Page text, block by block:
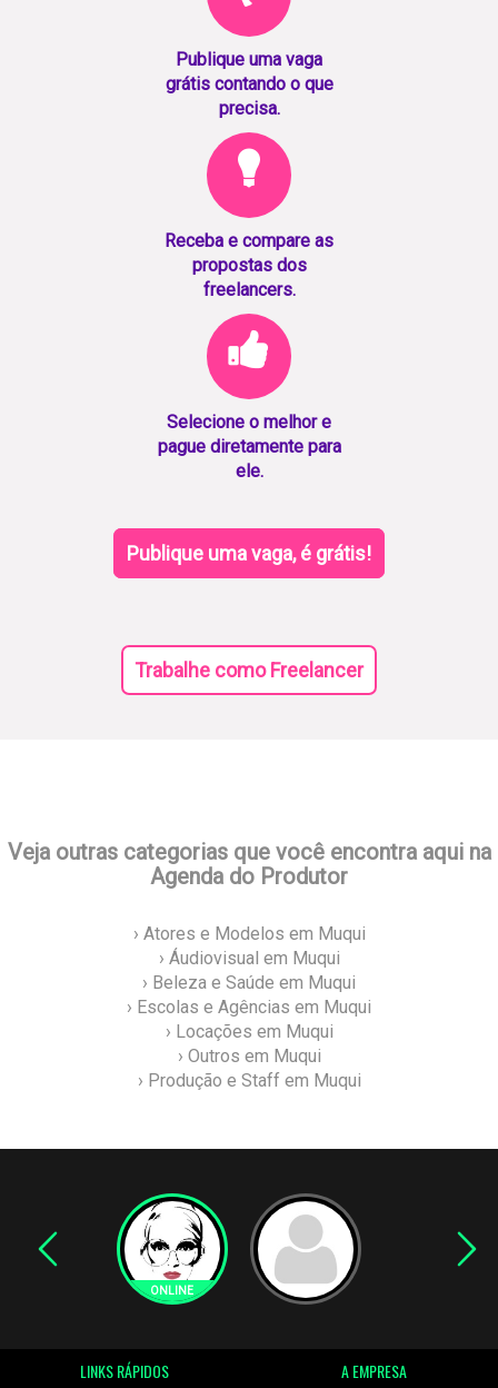
Publique uma vaga
grátis contando o que
precisa.
Receba e compare as
propostas dos
freelancers.
Selecione o melhor e
pague diretamente para
ele.
Publique uma vaga, é grátis!
Trabalhe como Freelancer
Veja outras categorias que você encontra aqui na
Agenda do Produtor
› Atores e Modelos em Muqui
› Áudiovisual em Muqui
› Beleza e Saúde em Muqui
› Escolas e Agências em Muqui
› Locações em Muqui
› Outros em Muqui
› Produção e Staff em Muqui
LINKS RÁPIDOS A EMPRESA